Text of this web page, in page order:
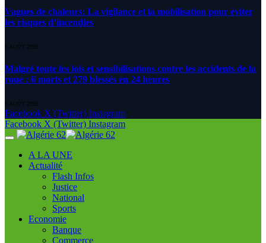
Vagues de chaleurs: La vigilance et la mobilisation pour éviter
les risques d’incendies
9 AOÛT 2026
Malgré toute les lois et sensibilisations contre les accidents de la
roue : 6 morts et 279 blessés en 24 heures
9 AOÛT 2026
Facebook X (Twitter) Instagram
Facebook X (Twitter) Instagram
A LA UNE
Actualité
Flash Infos
Justice
National
Sports
Economie
Banque
Commerce